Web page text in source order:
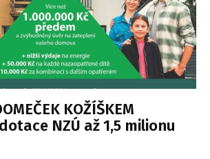
KOŽÍŠKEM
NZÚ až 1,5 milionu